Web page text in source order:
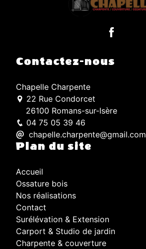
Contactez-nous
Chapelle Charpente
22 Rue Condorcet
26100 Romans-sur-Isère
04 75 05 39 46
chapelle.charpente@gmail.com
Plan du site
Accueil
Ossature bois
Nos réalisations
Contact
Surélévation & Extension
Carport & Studio de jardin
Charpente & couverture